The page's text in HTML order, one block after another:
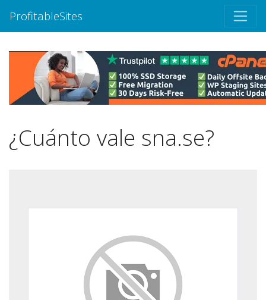
ProfitableSites
¿Cuánto vale sna.se?